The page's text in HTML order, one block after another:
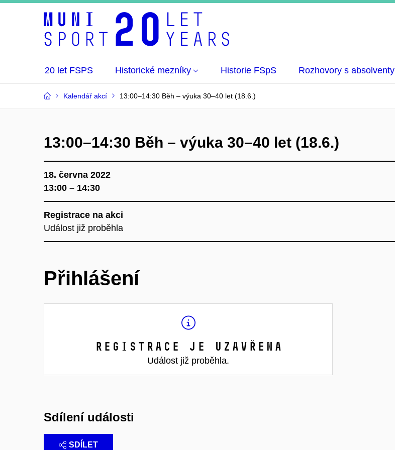
20 let FSPS Historické mezníky Historie FSpS Rozhovory s absolventy
Kalendář akcí 13:00–14:30 Běh – výuka 30–40 let (18.6.)
13:00–14:30 Běh – výuka 30–40 let (18.6.)
18. června 2022
13:00 – 14:30
Registrace na akci
Událost již proběhla
Přihlášení
Registrace je uzavřena
Událost již proběhla.
Sdílení události
SDÍLET